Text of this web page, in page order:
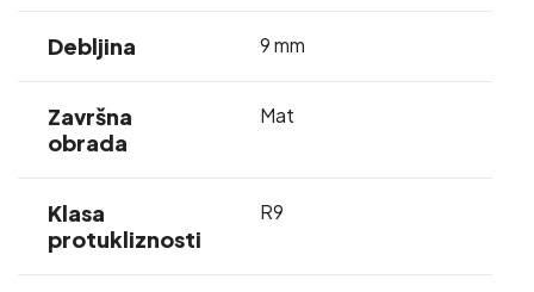
Debljina 9 mm
Završna
obrada
Mat
Klasa
protukliznosti
R9